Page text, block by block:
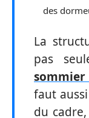
des
La
pas
faut
du